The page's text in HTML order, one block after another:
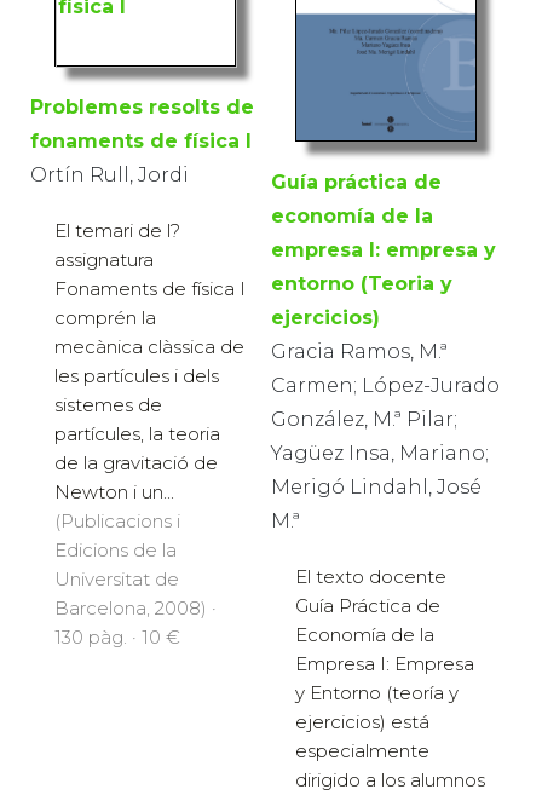
Problemes resolts de
fonaments de física I
Ortín Rull, Jordi
El temari de l?
assignatura
Fonaments de física I
comprén la
mecànica clàssica de
les partícules i dels
sistemes de
partícules, la teoria
de la gravitació de
Newton i un...
(Publicacions i
Edicions de la
Universitat de
Barcelona, 2008) ·
130 pàg. · 10 €
Guía práctica de
economía de la
empresa I: empresa y
entorno (Teoria y
ejercicios)
Gracia Ramos, M.ª
Carmen; López-Jurado
González, M.ª Pilar;
Yagüez Insa, Mariano;
Merigó Lindahl, José
M.ª
El texto docente
Guía Práctica de
Economía de la
Empresa I: Empresa
y Entorno (teoría y
ejercicios) está
especialmente
dirigido a los alumnos